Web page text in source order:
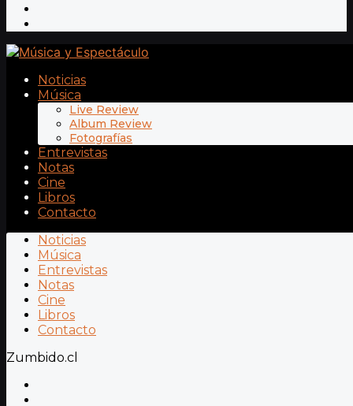
Noticias
Música
Live Review
Album Review
Fotografías
Entrevistas
Notas
Cine
Libros
Contacto
Noticias
Música
Entrevistas
Notas
Cine
Libros
Contacto
Zumbido.cl